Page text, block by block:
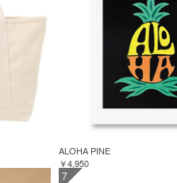
ALOHA PINE
￥4,950
7